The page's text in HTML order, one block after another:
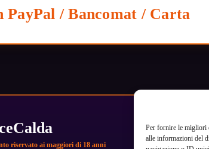
Per fornire le migliori
alle informazioni del
PayPal / Bancomat / Carta
riservato ai maggiori di 18 anni